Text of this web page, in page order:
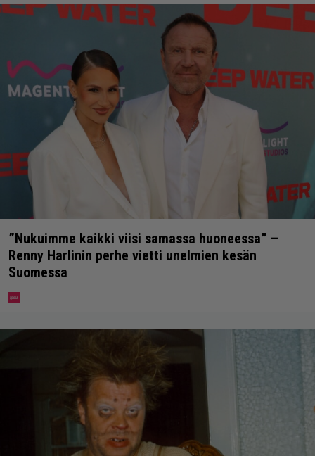
”Nukuimme kaikki viisi samassa huoneessa” –
Renny Harlinin perhe vietti unelmien kesän
Suomessa